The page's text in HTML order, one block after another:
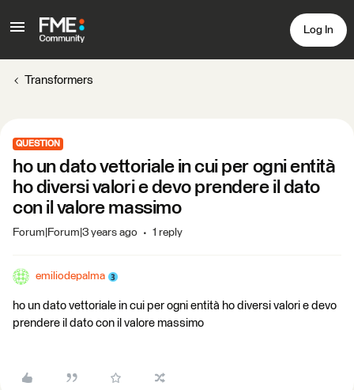
Log In
Transformers
QUESTION
ho un dato vettoriale in cui per ogni entità
ho diversi valori e devo prendere il dato
con il valore massimo
Forum|Forum|3 years ago 1 reply
emiliodepalma
ho un dato vettoriale in cui per ogni entità ho diversi valori e devo
prendere il dato con il valore massimo